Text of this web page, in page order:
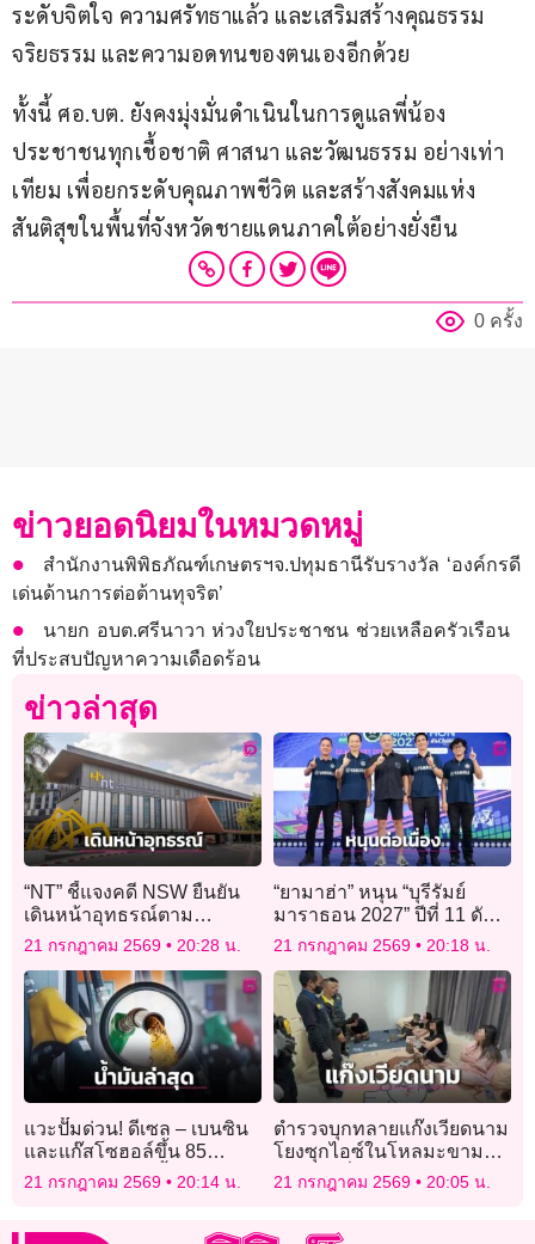
ระดับจิตใจ ความศรัทธาแล้ว และเสริมสร้างคุณธรรม
จริยธรรม และความอดทนของตนเองอีกด้วย
ทั้งนี้ ศอ.บต. ยังคงมุ่งมั่นดำเนินในการดูแลพี่น้อง
ประชาชนทุกเชื้อชาติ ศาสนา และวัฒนธรรม อย่างเท่า
เทียม เพื่อยกระดับคุณภาพชีวิต และสร้างสังคมแห่ง
สันติสุขในพื้นที่จังหวัดชายแดนภาคใต้อย่างยั่งยืน
0 ครั้ง
ข่าวยอดนิยมในหมวดหมู่
สำนักงานพิพิธภัณฑ์เกษตรฯจ.ปทุมธานีรับรางวัล ‘องค์กรดี
เด่นด้านการต่อต้านทุจริต’
นายก อบต.ศรีนาวา ห่วงใยประชาชน ช่วยเหลือครัวเรือน
ที่ประสบปัญหาความเดือดร้อน
ข่าวล่าสุด
“NT” ชี้แจงคดี NSW ยืนยัน
เดินหน้าอุทธรณ์ตาม
กระบวนการกฎหมาย
21 กรกฎาคม 2569 20:28 น.
“ยามาฮ่า” หนุน “บุรีรัมย์
มาราธอน 2027” ปีที่ 11 ดัน
ไทยสู่ “Marathon
Destination” แห่งเอเชีย
21 กรกฎาคม 2569 20:18 น.
แวะปั๊มด่วน! ดีเซล – เบนซิน
และแก๊สโซฮอล์ขึ้น 85
สตางค์ มีผลพรุ่งนี้เวลา 05.00
21 กรกฎาคม 2569 20:14 น.
ตำรวจบุกทลายแก๊งเวียดนาม
โยงซุกไอซ์ในโหลมะขาม
เปียกส่งญี่ปุ่น จับ 9 ราย พบยา
อี-โคเคน
21 กรกฎาคม 2569 20:05 น.